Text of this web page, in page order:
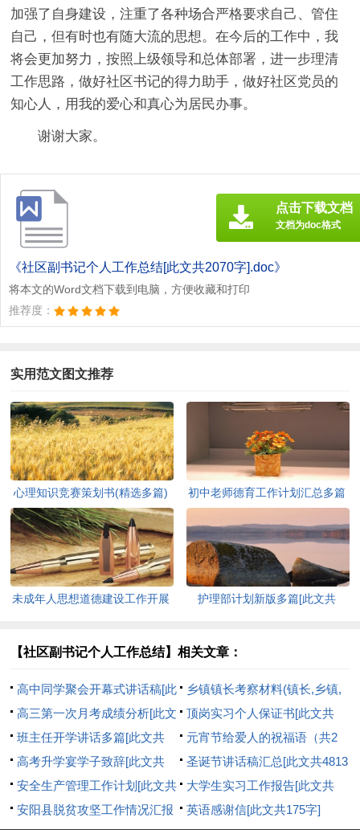
加强了自身建设，注重了各种场合严格要求自己、管住
自己，但有时也有随大流的思想。在今后的工作中，我
将会更加努力，按照上级领导和总体部署，进一步理清
工作思路，做好社区书记的得力助手，做好社区党员的
知心人，用我的爱心和真心为居民办事。
谢谢大家。
《社区副书记个人工作总结[此文共2070字].doc》
将本文的Word文档下载到电脑，方便收藏和打印
推荐度：
点击下载文档
文档为doc格式
实用范文图文推荐
心理知识竞赛策划书(精选多篇)
[此文共5937字]
初中老师德育工作计划汇总多篇
未成年人思想道德建设工作开展
护理部计划新版多篇[此文共
【社区副书记个人工作总结】相关文章：
高中同学聚会开幕式讲话稿[此
文共2463字]
乡镇镇长考察材料(镇长,乡镇,
考察)[此文共4881字]
高三第一次月考成绩分析[此文
共1253字]
顶岗实习个人保证书[此文共
1897字]
班主任开学讲话多篇[此文共
7010字]
元宵节给爱人的祝福语（共2
篇）[此文共5578字]
高考升学宴学子致辞[此文共
2061字]
圣诞节讲话稿汇总[此文共4813
字]
安全生产管理工作计划[此文共
1083字]
大学生实习工作报告[此文共
12321字]
安阳县脱贫攻坚工作情况汇报
英语感谢信[此文共175字]